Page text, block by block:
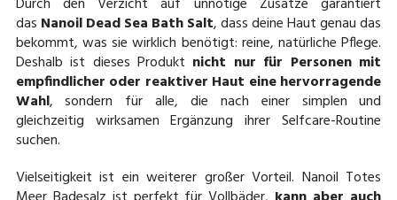
das Nanoil Dead Sea Bath Salt, dass deine Haut genau das
bekommt, was sie wirklich benötigt: reine, natürliche Pflege.
Deshalb ist dieses Produkt nicht nur für Personen mit
empfindlicher oder reaktiver Haut eine hervorragende
Wahl, sondern für alle, die nach einer simplen und
gleichzeitig wirksamen Ergänzung ihrer Selfcare-Routine
suchen.
Vielseitigkeit ist ein weiterer großer Vorteil. Nanoil Totes